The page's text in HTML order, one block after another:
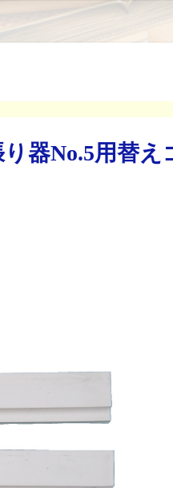
No.5用替え